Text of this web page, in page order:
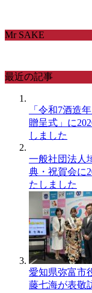
Mr SAKE
最近の記事
「令和7酒造
贈呈式」に
しました
一般社団法人
典・祝賀会に
たしました
愛知県弥富市
藤七海が表敬